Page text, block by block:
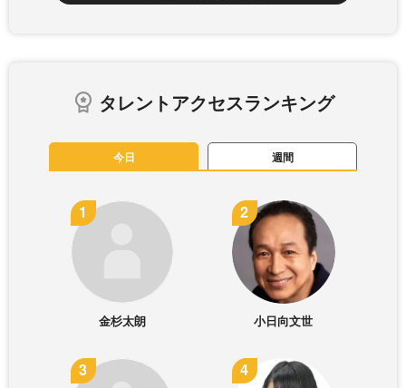
タレントアクセスランキング
今日 週間
金杉太朗 小日向文世